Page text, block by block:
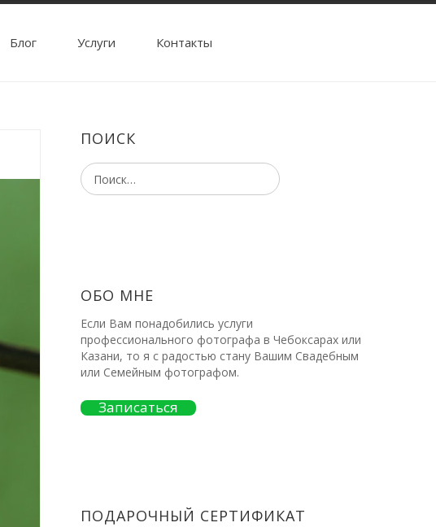
Блог Услуги Контакты
ПОИСК
ОБО МНЕ
Если Вам понадобились услуги
профессионального фотографа в Чебоксарах или
Казани, то я с радостью стану Вашим Свадебным
или Семейным фотографом.
Записаться
ПОДАРОЧНЫЙ СЕРТИФИКАТ